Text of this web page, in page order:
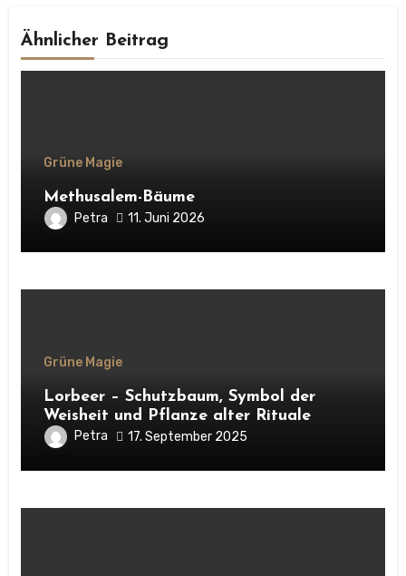
Ähnlicher Beitrag
Grüne Magie
Methusalem-Bäume
Petra 11. Juni 2026
Grüne Magie
Lorbeer – Schutzbaum, Symbol der
Weisheit und Pflanze alter Rituale
Petra 17. September 2025